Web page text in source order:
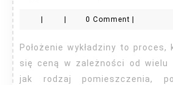
0 Comment
Położenie wykładziny to proces, który może różnić
się ceną w zależności od wielu
jak rodzaj pomieszczenia,